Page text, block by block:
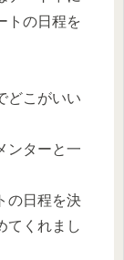
トの日程を
どこがいい
ンターと一
の日程を決
てくれまし